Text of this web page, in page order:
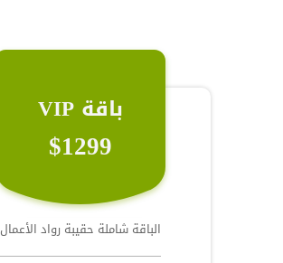
باقة VIP
$1299
الباقة شاملة حقيبة رواد الأعمال